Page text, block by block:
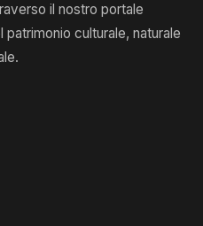
il nostro portale
culturale, naturale